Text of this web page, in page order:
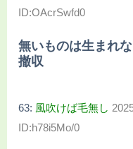
ID:OAcrSwfd0
無いものは生まれ
撤収
63: 風吹けば毛無し
ID:h78i5Mo/0